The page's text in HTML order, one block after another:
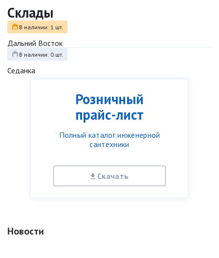
Розничный
прайс-лист
Полный каталог инженерной
сантехники
Скачать
Новости
Склады
В наличии: 1 шт.
Дальний Восток
В наличии: 0 шт.
Седанка